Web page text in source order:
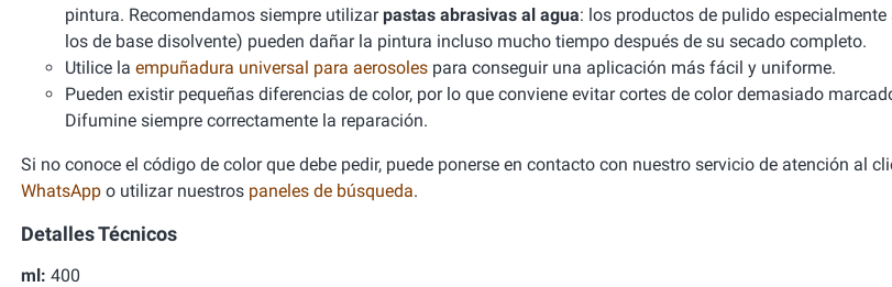
pintura. Recomendamos siempre utilizarpastas abrasivas al agua: los productos de pulido
los de base disolvente) pueden dañar la pintura incluso mucho tiempo después de su secado completo.
Utilice la empuñadura universal para aerosoles para conseguir una aplicación más fácil y uniforme.
Pueden existir pequeñas diferencias de color, por lo que conviene evitar cortes de color demasiado
Difumine siempre correctamente la reparación.
Si no conoce el código de color que debe pedir, puede ponerse en contacto con nuestro servicio de atención al
WhatsApp o utilizar nuestros paneles de búsqueda.
Detalles Técnicos
ml: 400